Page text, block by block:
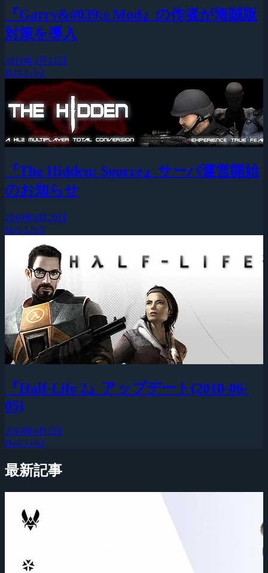
『Garry&#039;s Mod』の作者が海賊版
対策を導入
2011年4月14日
Half-Life2
『The Hidden: Source』サーバ運営開始
のお知らせ
2010年6月20日
Half-Life2
『Half-Life 2』アップデート(2010-06-
05)
2010年6月5日
Half-Life2
最新記事